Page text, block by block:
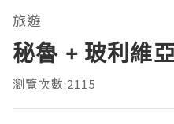
旅遊
秘魯 + 玻利維
瀏覽次數:2115